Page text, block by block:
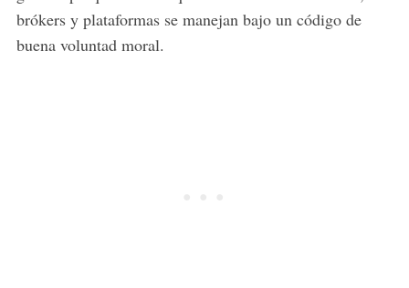
brókers y plataformas se manejan bajo un código de
buena voluntad moral.